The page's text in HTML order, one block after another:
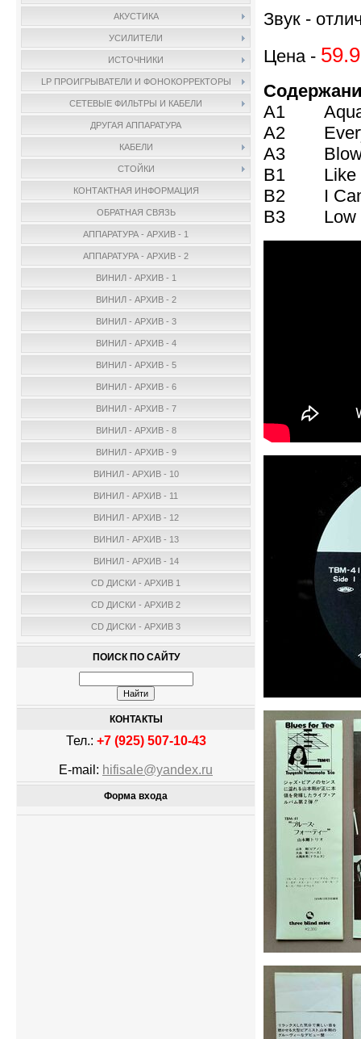
АКУСТИКА
УСИЛИТЕЛИ
ИСТОЧНИКИ
LP ПРОИГРЫВАТЕЛИ И ФОНОКОРРЕКТОРЫ
СЕТЕВЫЕ ФИЛЬТРЫ И КАБЕЛИ
ДРУГАЯ АППАРАТУРА
КАБЕЛИ
СТОЙКИ
КОНТАКТНАЯ ИНФОРМАЦИЯ
ОБРАТНАЯ СВЯЗЬ
АППАРАТУРА - АРХИВ - 1
АППАРАТУРА - АРХИВ - 2
ВИНИЛ - АРХИВ - 1
ВИНИЛ - АРХИВ - 2
ВИНИЛ - АРХИВ - 3
ВИНИЛ - АРХИВ - 4
ВИНИЛ - АРХИВ - 5
ВИНИЛ - АРХИВ - 6
ВИНИЛ - АРХИВ - 7
ВИНИЛ - АРХИВ - 8
ВИНИЛ - АРХИВ - 9
ВИНИЛ - АРХИВ - 10
ВИНИЛ - АРХИВ - 11
ВИНИЛ - АРХИВ - 12
ВИНИЛ - АРХИВ - 13
ВИНИЛ - АРХИВ - 14
CD ДИСКИ - АРХИВ 1
CD ДИСКИ - АРХИВ 2
CD ДИСКИ - АРХИВ 3
ПОИСК ПО САЙТУ
КОНТАКТЫ
Тел.: +7 (925) 507-10-43
E-mail: hifisale@yandex.ru
Форма входа
Звук -
Цена -
A1 Aqua
A2
A3 Blow
B1 Like
B2 I
B3 Low